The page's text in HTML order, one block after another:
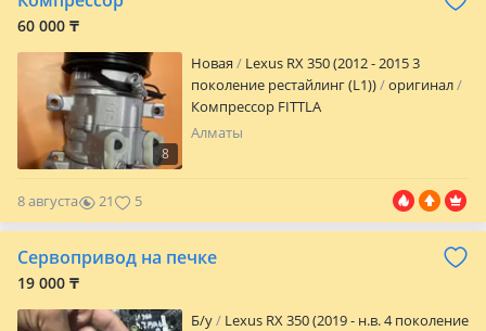
60 000 ₸
8
Новая
Lexus RX 350 (2012 - 2015 3
поколение рестайлинг (L1))
оригинал
Компрессор FITTLA
Алматы
8 августа 21 5
Сервопривод на печке
19 000 ₸
Б/y
Lexus RX 350 (2019 - н.в. 4 поколение